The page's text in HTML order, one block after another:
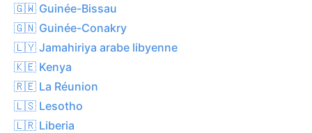
🇬🇼 Guinée-Bissau
🇬🇳 Guinée-Conakry
🇱🇾 Jamahiriya arabe libyenne
🇰🇪 Kenya
🇷🇪 La Réunion
🇱🇸 Lesotho
🇱🇷 Liberia